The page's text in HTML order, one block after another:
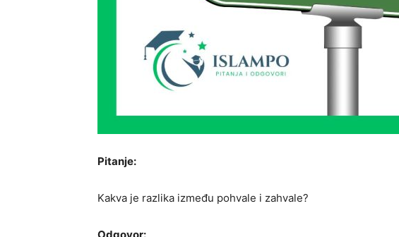
Pitanje:
Kakva je razlika između pohvale i zahvale?
Odgovor: